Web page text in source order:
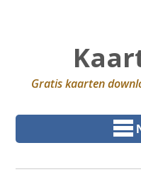
Gratis kaarten